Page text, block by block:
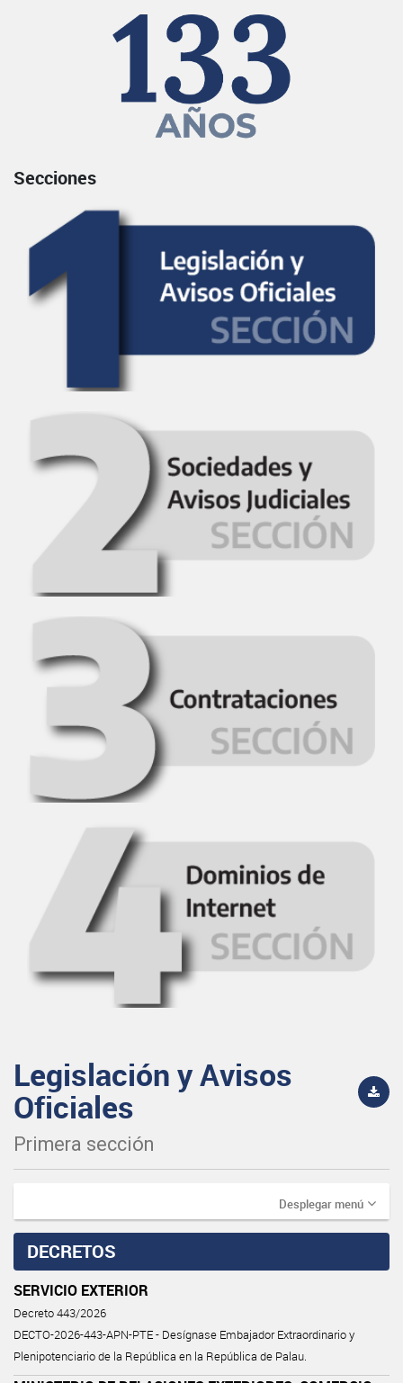
Secciones
Legislación y Avisos
Oficiales
Primera sección
Desplegar menú
DECRETOS
SERVICIO EXTERIOR
Decreto 443/2026
DECTO-2026-443-APN-PTE - Desígnase Embajador Extraordinario y
Plenipotenciario de la República en la República de Palau.